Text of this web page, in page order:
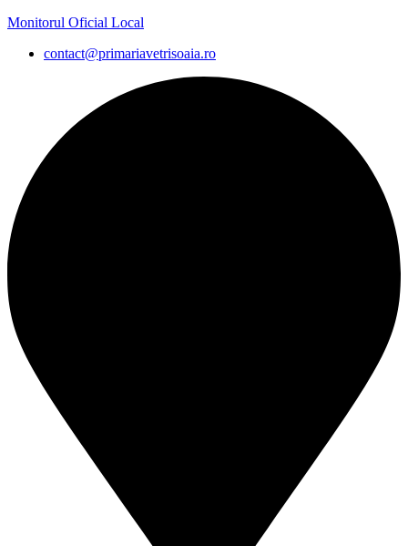
Monitorul Oficial Local
contact@primariavetrisoaia.ro